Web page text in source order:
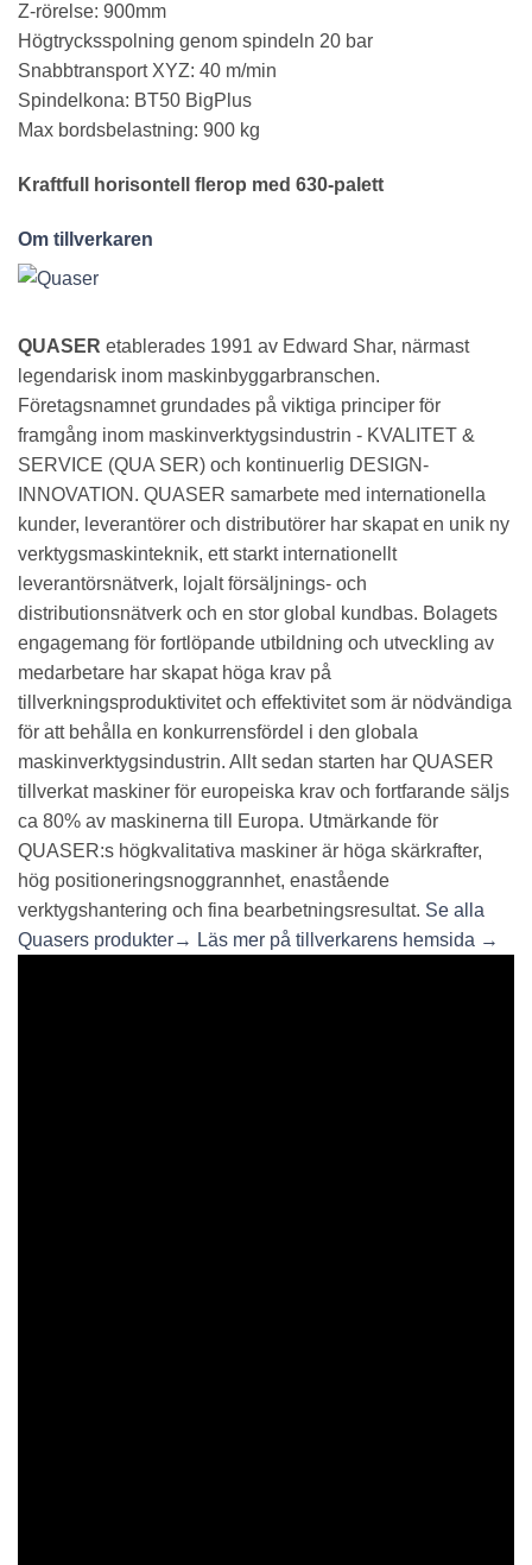
Z-rörelse: 900mm
Högtrycksspolning genom spindeln 20 bar
Snabbtransport XYZ: 40 m/min
Spindelkona: BT50 BigPlus
Max bordsbelastning: 900 kg
Kraftfull horisontell flerop med 630-palett
Om tillverkaren
QUASER etablerades 1991 av Edward Shar, närmast
legendarisk inom maskinbyggarbranschen.
Företagsnamnet grundades på viktiga principer för
framgång inom maskinverktygsindustrin - KVALITET &
SERVICE (QUA SER) och kontinuerlig DESIGN-
INNOVATION. QUASER samarbete med internationella
kunder, leverantörer och distributörer har skapat en unik ny
verktygsmaskinteknik, ett starkt internationellt
leverantörsnätverk, lojalt försäljnings- och
distributionsnätverk och en stor global kundbas. Bolagets
engagemang för fortlöpande utbildning och utveckling av
medarbetare har skapat höga krav på
tillverkningsproduktivitet och effektivitet som är nödvändiga
för att behålla en konkurrensfördel i den globala
maskinverktygsindustrin. Allt sedan starten har QUASER
tillverkat maskiner för europeiska krav och fortfarande säljs
ca 80% av maskinerna till Europa. Utmärkande för
QUASER:s högkvalitativa maskiner är höga skärkrafter,
hög positioneringsnoggrannhet, enastående
verktygshantering och fina bearbetningsresultat. Se alla
Quasers produkter→ Läs mer på tillverkarens hemsida →